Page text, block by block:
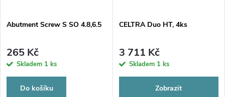
Abutment Screw S SO 4.8,6.5
265 Kč
Skladem 1 ks
Do košíku
CELTRA Duo HT, 4ks
3 711 Kč
Skladem 1 ks
Zobrazit